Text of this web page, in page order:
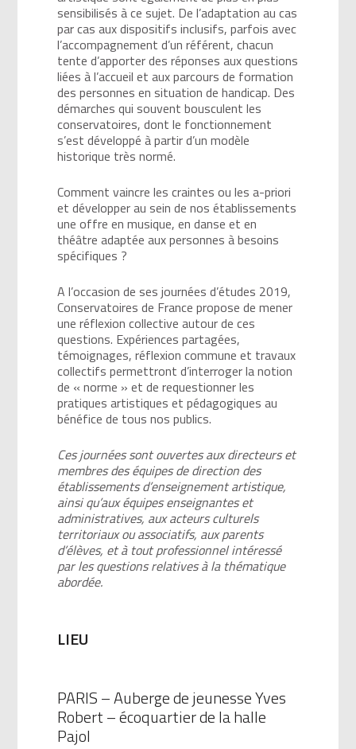
sensibilisés à ce sujet. De l’adaptation au cas
par cas aux dispositifs inclusifs, parfois avec
l’accompagnement d’un référent, chacun
tente d’apporter des réponses aux questions
liées à l’accueil et aux parcours de formation
des personnes en situation de handicap. Des
démarches qui souvent bousculent les
conservatoires, dont le fonctionnement
s’est développé à partir d’un modèle
historique très normé.
Comment vaincre les craintes ou les a-priori
et développer au sein de nos établissements
une offre en musique, en danse et en
théâtre adaptée aux personnes à besoins
spécifiques ?
A l’occasion de ses journées d’études 2019,
Conservatoires de France propose de mener
une réflexion collective autour de ces
questions. Expériences partagées,
témoignages, réflexion commune et travaux
collectifs permettront d’interroger la notion
de « norme » et de requestionner les
pratiques artistiques et pédagogiques au
bénéfice de tous nos publics.
Ces journées sont ouvertes aux directeurs et
membres des équipes de direction des
établissements d’enseignement artistique,
ainsi qu’aux équipes enseignantes et
administratives, aux acteurs culturels
territoriaux ou associatifs, aux parents
d’élèves, et à tout professionnel intéressé
par les questions relatives à la thématique
abordée.
LIEU
PARIS – Auberge de jeunesse Yves
Robert – écoquartier de la halle
Pajol